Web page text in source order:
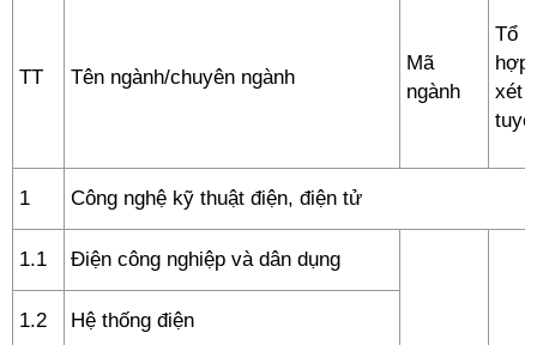
TT Tên ngành/chuyên ngành
Mã
ngành
Tổ
hợp
xét
1 Công nghệ kỹ thuật điện, điện tử
1.1 Điện công nghiệp và dân dụng
1.2 Hệ thống điện